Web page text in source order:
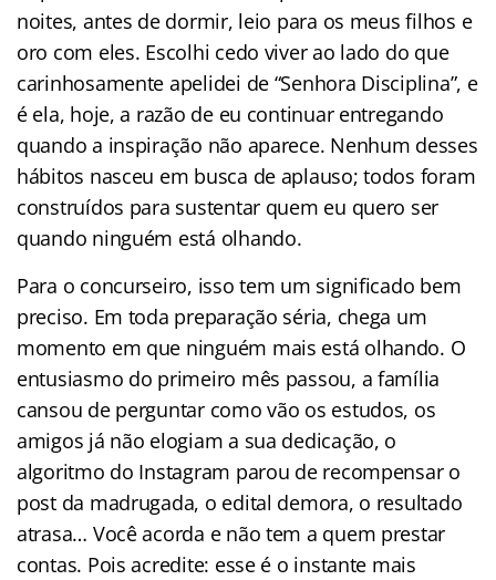
noites, antes de dormir, leio para os meus filhos e
oro com eles. Escolhi cedo viver ao lado do que
carinhosamente apelidei de “Senhora Disciplina”, e
é ela, hoje, a razão de eu continuar entregando
quando a inspiração não aparece. Nenhum desses
hábitos nasceu em busca de aplauso; todos foram
construídos para sustentar quem eu quero ser
quando ninguém está olhando.
Para o concurseiro, isso tem um significado bem
preciso. Em toda preparação séria, chega um
momento em que ninguém mais está olhando. O
entusiasmo do primeiro mês passou, a família
cansou de perguntar como vão os estudos, os
amigos já não elogiam a sua dedicação, o
algoritmo do Instagram parou de recompensar o
post da madrugada, o edital demora, o resultado
atrasa… Você acorda e não tem a quem prestar
contas. Pois acredite: esse é o instante mais